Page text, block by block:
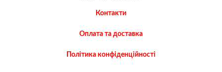
Контакти
Оплата та доставка
Політика конфіденційності